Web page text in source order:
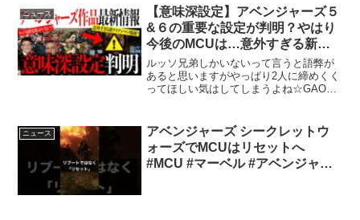
ューマンズ”を巡って激しいバトルが勃
発！悪の秘密 ...
ニュース
【意味深設定】アベンジャーズ５
&６の重要な設定が判明？やはり
今後のMCUは…意外すぎる新ア
イアンマンが登場する？【アメコ
ミ/マーベル/スパイダーマン】
ルッソ兄弟しかいないって言うと語弊が
あると思いますがやっぱり2人に締めくく
ってほしい気はしてしまうよね☆GAOU
サイトを作りました】動画にはしてない
情...
ニュース
アベンジャーズ シークレットウ
ォーズでMCUはリセットへ
#MCU #マーベル #アベンジャー